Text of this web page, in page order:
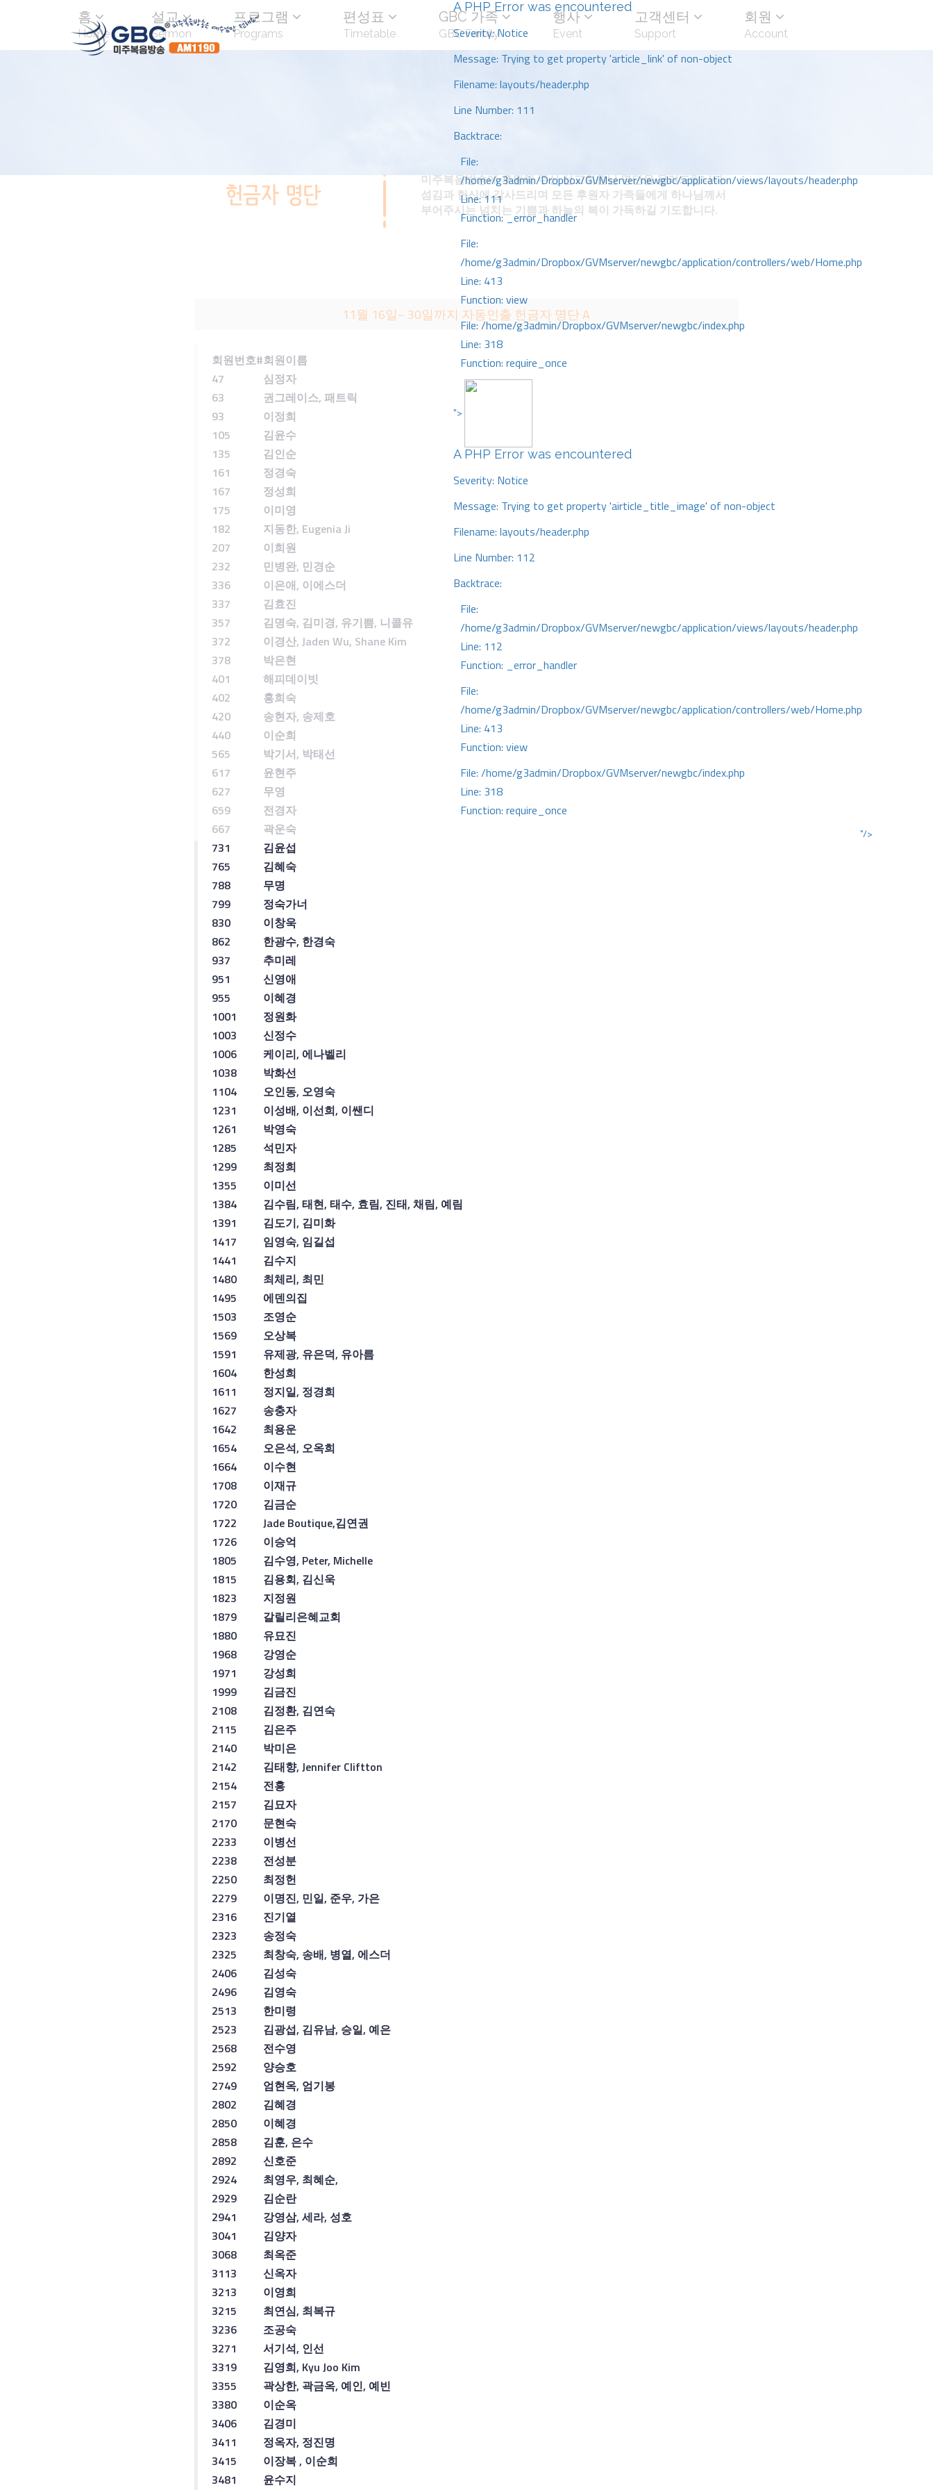
A PHP Error was encountered
Severity: Notice
Message: Trying to get property 'article_link' of non-object
Filename: layouts/header.php
Line Number: 111
Backtrace:
File:
/home/g3admin/Dropbox/GVMserver/newgbc/application/views/layouts/header.php
Line: 111
Function: _error_handler
File:
/home/g3admin/Dropbox/GVMserver/newgbc/application/controllers/web/Home.php
Line: 413
Function: view
File: /home/g3admin/Dropbox/GVMserver/newgbc/index.php
Line: 318
Function: require_once
">
A PHP Error was encountered
Severity: Notice
Message: Trying to get property 'airticle_title_image' of non-object
Filename: layouts/header.php
Line Number: 112
Backtrace:
File:
/home/g3admin/Dropbox/GVMserver/newgbc/application/views/layouts/header.php
Line: 112
Function: _error_handler
File:
/home/g3admin/Dropbox/GVMserver/newgbc/application/controllers/web/Home.php
Line: 413
Function: view
File: /home/g3admin/Dropbox/GVMserver/newgbc/index.php
Line: 318
Function: require_once
"/>
홈
Home
설교
Sermon
프로그램
Programs
편성표
Timetable
GBC 가족
GBC Family
행사
Event
고객센터
Support
회원
Account
미주복음방송에 후원해 주신 선교회원님 명단을 올려드립니다.
섬김과 헌신에 감사드리며 모든 후원자 가족들에게 하나님께서
부어주시는 넘치는 기쁨과 하늘의 복이 가득하길 기도합니다.
11월 16일~ 30일까지 자동인출 헌금자 명단 A
회원번호#회원이름
47
심정자
63
권그레이스, 패트릭
93
이정희
105
김윤수
135
김인순
161
정경숙
167
정성희
175
이미영
182
지동한, Eugenia Ji
207
이희원
232
민병완, 민경순
336
이은애, 이에스더
337
김효진
357
김명숙, 김미경, 유기쁨, 니콜유
372
이경산, Jaden Wu, Shane Kim
378
박은현
401
해피데이빗
402
홍희숙
420
송현자, 송제호
440
이순희
565
박기서, 박태선
617
윤현주
627
무영
659
전경자
667
곽운숙
731
김윤섭
765
김혜숙
788
무명
799
정숙가너
830
이창욱
862
한광수, 한경숙
937
추미레
951
신영애
955
이혜경
1001
정원화
1003
신정수
1006
케이리, 에나벨리
1038
박화선
1104
오인동, 오영숙
1231
이성배, 이선희, 이쌘디
1261
박영숙
1285
석민자
1299
최정희
1355
이미선
1384
김수림,태현,태수, 효림, 진태,채림, 예림
1391
김도기, 김미화
1417
임영숙, 임길섭
1441
김수지
1480
최체리, 최민
1495
에덴의집
1503
조영순
1569
오상복
1591
유제광, 유은덕, 유아름
1604
한성희
1611
정지일, 정경희
1627
송충자
1642
최용운
1654
오은석, 오옥희
1664
이수현
1708
이재규
1720
김금순
1722
Jade Boutique,김연권
1726
이승억
1805
김수영, Peter, Michelle
1815
김용회, 김신욱
1823
지정원
1879
갈릴리은혜교회
1880
유묘진
1968
강영순
1971
강성희
1999
김금진
2108
김정환, 김연숙
2115
김은주
2140
박미은
2142
김태향, Jennifer Cliftton
2154
전홍
2157
김묘자
2170
문현숙
2233
이병선
2238
전성분
2250
최정헌
2279
이명진, 민일, 준우, 가은
2316
진기열
2323
송정숙
2325
최창숙, 송배, 병열, 에스더
2406
김성숙
2496
김영숙
2513
한미령
2523
김광섭, 김유남, 승일, 예은
2568
전수영
2592
양승호
2749
엄현옥, 엄기봉
2802
김혜경
2850
이혜경
2858
김훈, 은수
2892
신호준
2924
최영우, 최혜순,
2929
김순란
2941
강영삼,세라, 성호
3041
김양자
3068
최옥준
3113
신옥자
3213
이영희
3215
최연심, 최복규
3236
조공숙
3271
서기석, 인선
3319
김영희, Kyu Joo Kim
3355
곽상한, 곽금옥, 예인, 예빈
3380
이순옥
3406
김경미
3411
정옥자, 정진명
3415
이장복, 이순희
3481
윤수지